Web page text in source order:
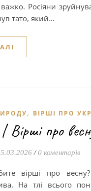
Росіяни
тато, який…
, ВІРШІ ПРО
Вірші про
/ 0 коментарів
вірші про
На тлі всього